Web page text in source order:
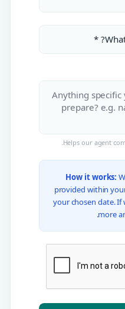
Helps our agent
How it works:
provided within
your chosen date. If
more